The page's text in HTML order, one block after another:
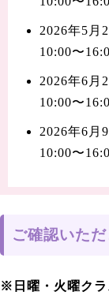
2026年5月
10:00〜
2026年6月
10:00〜
2026年6月
10:00〜
ご確認いた
※日曜・火曜クラ